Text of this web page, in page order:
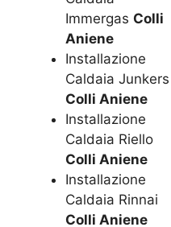
Immergas Colli
Aniene
Installazione
Caldaia Junkers
Colli Aniene
Installazione
Caldaia Riello
Colli Aniene
Installazione
Caldaia Rinnai
Colli Aniene